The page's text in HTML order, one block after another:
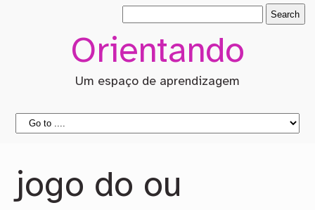
Orientando
Um espaço de aprendizagem
jogo do ou